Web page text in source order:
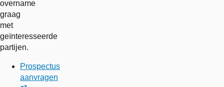
overname
graag
met
geïnteresseerde
partijen.
Prospectus
aanvragen